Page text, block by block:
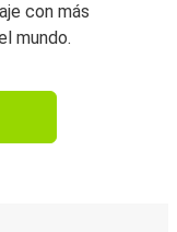
con más
mundo.